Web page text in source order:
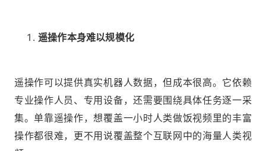
遥操作本身难以规模化
遥操作可以提供真实机器人数据，但成本很高。它依赖
专业操作人员、专用设备，还需要围绕具体任务逐一采
集。单靠遥操作，想覆盖一小时人类做饭视频里的丰富
操作都很难，更不用说覆盖整个互联网中的海量人类视